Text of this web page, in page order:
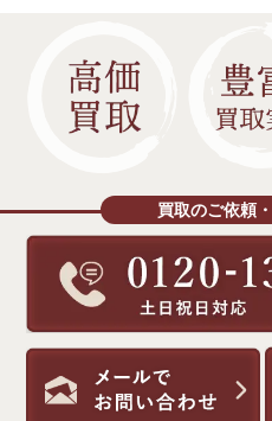
買取のご依頼